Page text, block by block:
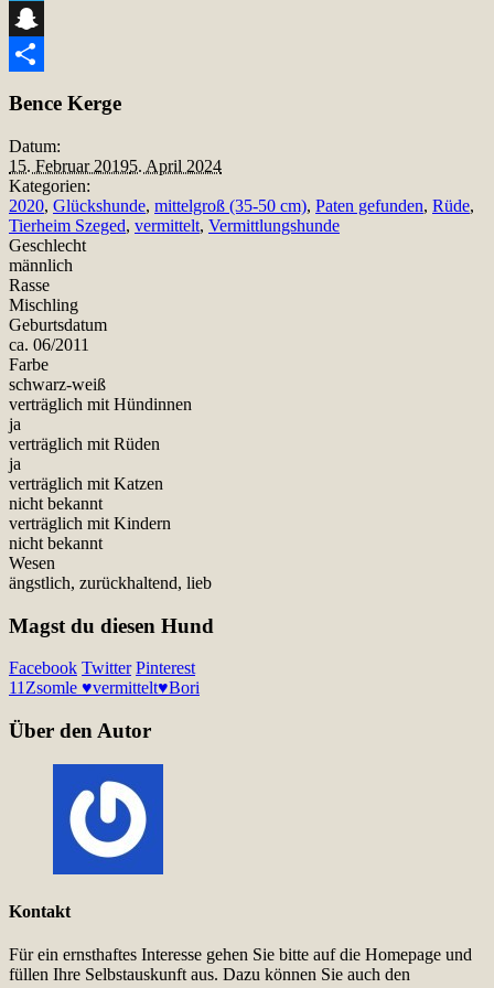
Telegram
Snapchat
Bence Kerge
Datum:
15. Februar 20195. April 2024
Kategorien:
2020, Glückshunde, mittelgroß (35-50 cm), Paten gefunden, Rüde,
Tierheim Szeged, vermittelt, Vermittlungshunde
Geschlecht
männlich
Rasse
Mischling
Geburtsdatum
ca. 06/2011
Farbe
schwarz-weiß
verträglich mit Hündinnen
ja
verträglich mit Rüden
ja
verträglich mit Katzen
nicht bekannt
verträglich mit Kindern
nicht bekannt
Wesen
ängstlich, zurückhaltend, lieb
Magst du diesen Hund
Facebook Twitter Pinterest
11 Zsomle ♥vermittelt♥Bori
Über den Autor
Kontakt
Für ein ernsthaftes Interesse gehen Sie bitte auf die Homepage und
füllen Ihre Selbstauskunft aus. Dazu können Sie auch den